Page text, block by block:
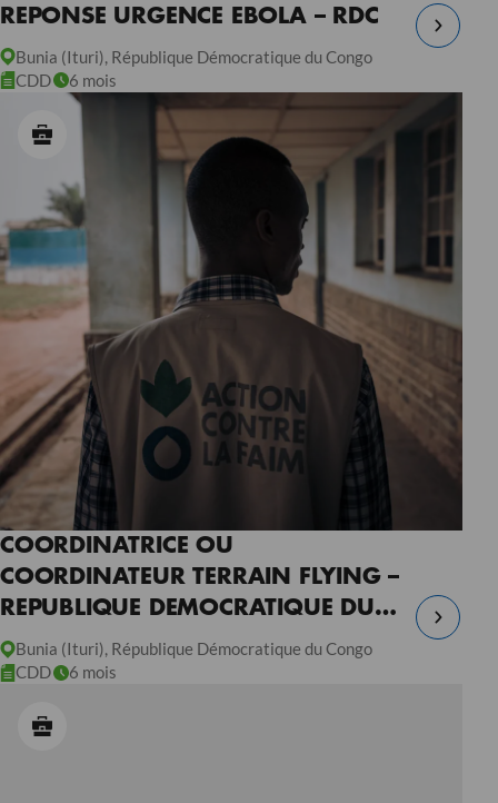
REPONSE URGENCE EBOLA – RDC
Bunia (Ituri), République Démocratique du Congo
CDD
6 mois
COORDINATRICE OU
COORDINATEUR TERRAIN FLYING –
REPUBLIQUE DEMOCRATIQUE DU
CONGO
Bunia (Ituri), République Démocratique du Congo
CDD
6 mois